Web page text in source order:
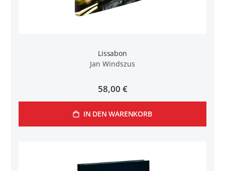
Lissabon
Jan Windszus
58,00 €
IN DEN WARENKORB